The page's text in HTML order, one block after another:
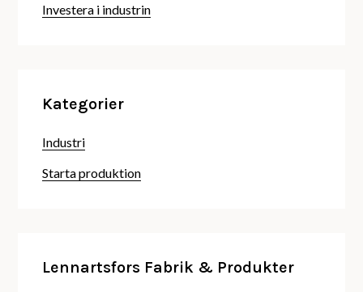
Investera i industrin
Kategorier
Industri
Starta produktion
Lennartsfors Fabrik & Produkter